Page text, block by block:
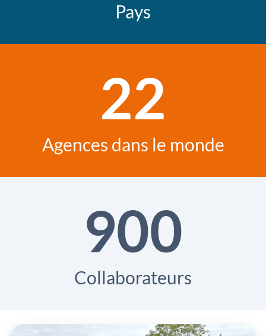
Pays
22
Agences dans le monde
900
Collaborateurs